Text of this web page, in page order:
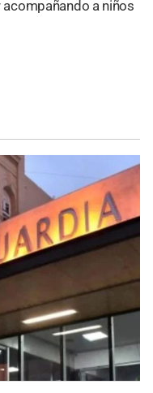
acompañando a niños